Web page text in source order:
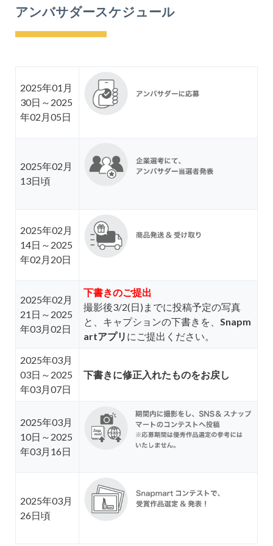
アンバサダースケジュール
2025年01月
30日～2025
年02月05日
2025年02月
13日頃
2025年02月
14日～2025
年02月20日
2025年02月
21日～2025
年03月02日
下書きのご提出
撮影後3/2(日)までに投稿予定の写真
と、キャプションの下書きを、 Snapm
artアプリ にご提出ください。
2025年03月
03日～2025
年03月07日
下書きに修正入れたものをお戻し
2025年03月
10日～2025
年03月16日
2025年03月
26日頃